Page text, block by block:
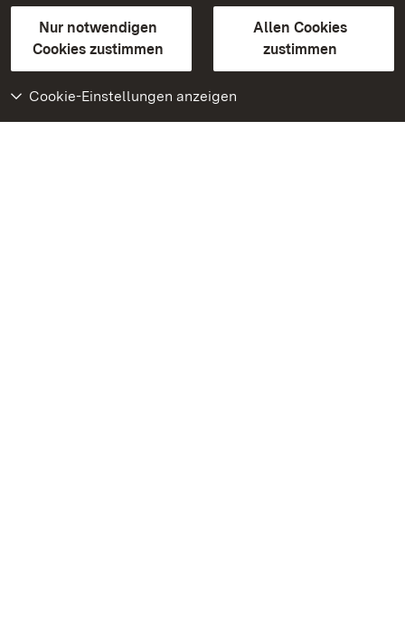
Nur notwendigen
Cookies zustimmen
Allen Cookies
zustimmen
Cookie-Einstellungen anzeigen
GebärdenspracheLeichte Sprache
Erklärung zur Barrierefreiheit
BITV-konform (geprüfte Seiten)
Weiteres